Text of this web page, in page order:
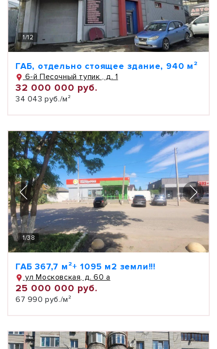
1/12
ГАБ, отдельно стоящее здание, 940 м²
6-й Песочный тупик , д. 1
32 000 000 руб.
34 043 руб./м²
1/38
ГАБ 367,7 м²+ 1095 м2 земли!!!
ул Московская, д. 60 а
25 000 000 руб.
67 990 руб./м²